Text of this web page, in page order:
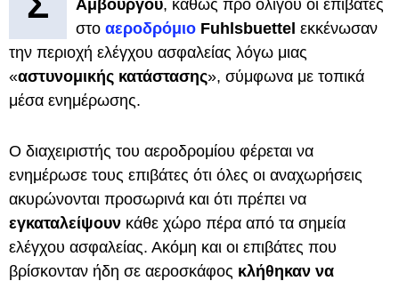
Αμβούργου, καθώς προ ολίγου οι επιβάτες
στο αεροδρόμιο Fuhlsbuettel εκκένωσαν
την περιοχή ελέγχου ασφαλείας λόγω μιας
«αστυνομικής κατάστασης», σύμφωνα με τοπικά
μέσα ενημέρωσης.
Ο διαχειριστής του αεροδρομίου φέρεται να
ενημέρωσε τους επιβάτες ότι όλες οι αναχωρήσεις
ακυρώνονται προσωρινά και ότι πρέπει να
εγκαταλείψουν κάθε χώρο πέρα από τα σημεία
ελέγχου ασφαλείας. Ακόμη και οι επιβάτες που
βρίσκονταν ήδη σε αεροσκάφος κλήθηκαν να